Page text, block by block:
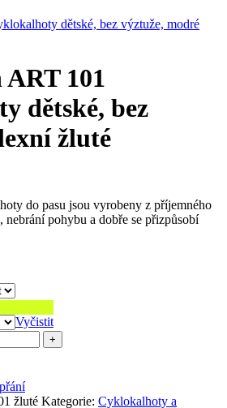
dětské, bez výztuže, modré
ART 101
dětské, bez
žluté
do pasu jsou vyrobeny z příjemného
pohybu a dobře se přizpůsobí
Vyčistit
žluté Kategorie: Cyklokalhoty a